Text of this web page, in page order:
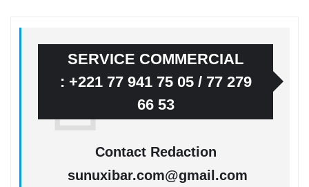
SERVICE COMMERCIAL
: +221 77 941 75 05 / 77 279
66 53
Contact Redaction
sunuxibar.com@gmail.com